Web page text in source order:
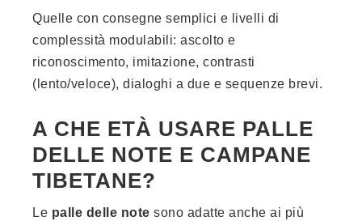
Quelle con consegne semplici e livelli di
complessità modulabili: ascolto e
riconoscimento, imitazione, contrasti
(lento/veloce), dialoghi a due e sequenze brevi.
A CHE ETÀ USARE PALLE
DELLE NOTE E CAMPANE
TIBETANE?
Le palle delle note sono adatte anche ai più